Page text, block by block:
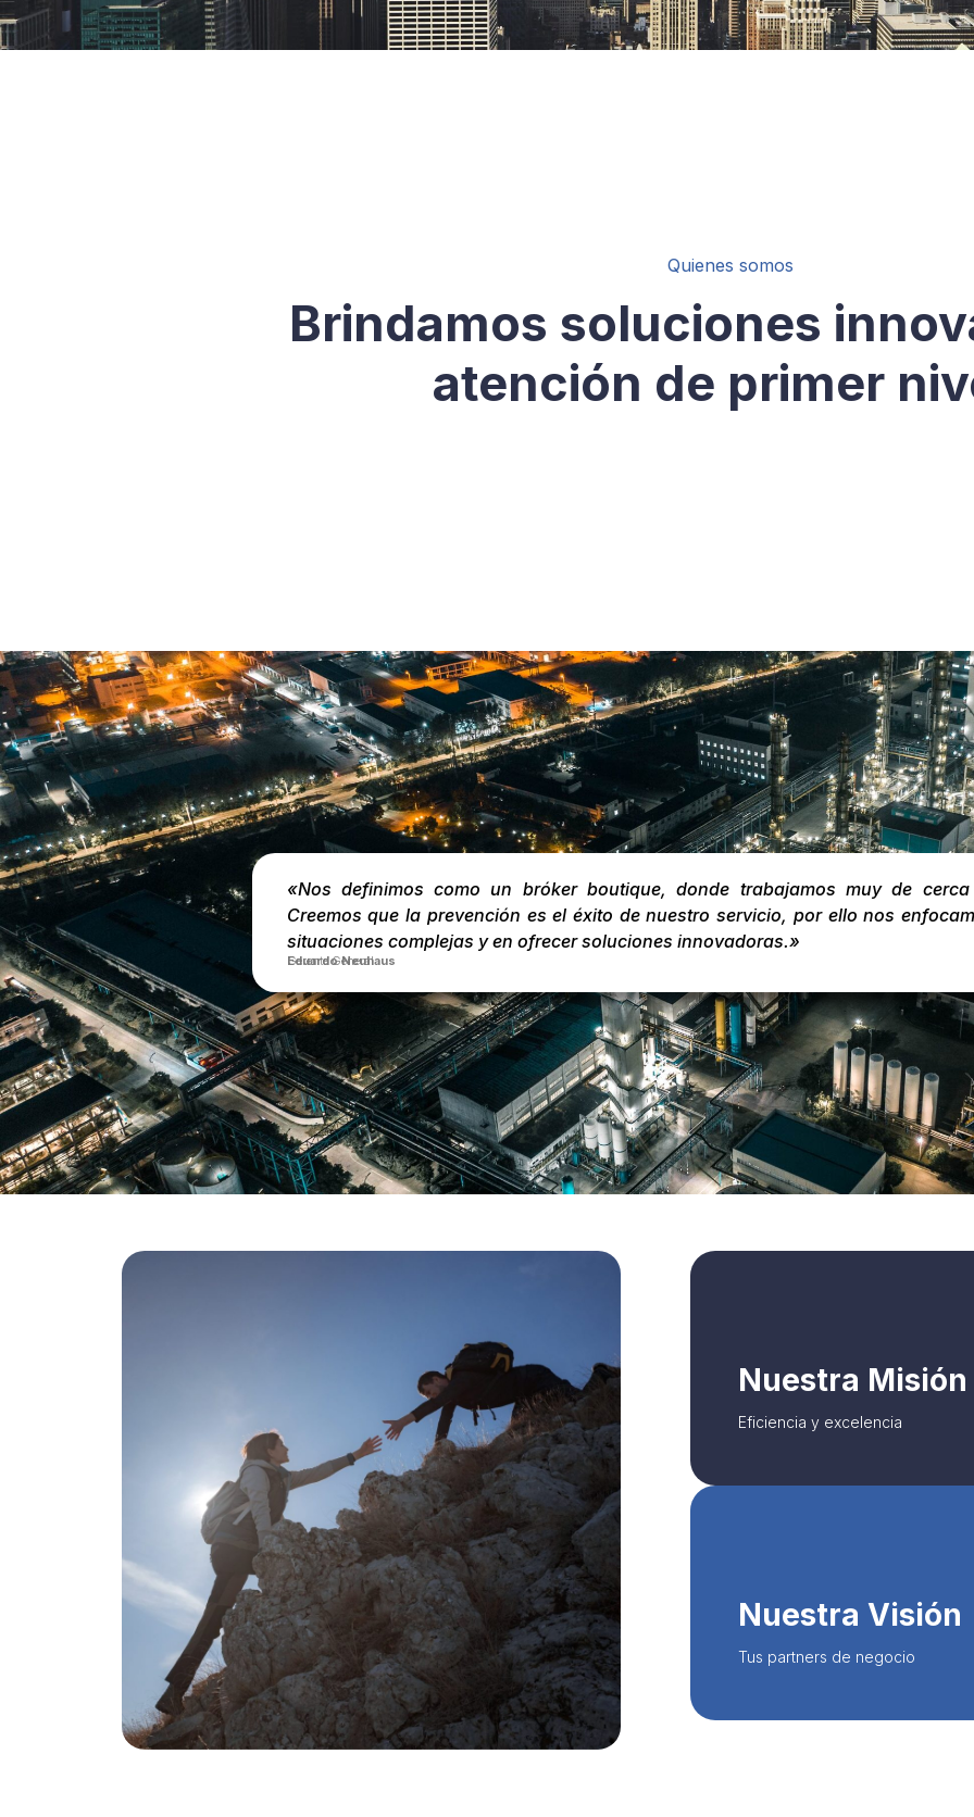
Quienes somos
Brindamos soluciones
atención de primer
«Nos definimos como un bróker boutique, donde trabajamos muy de
Creemos que la prevención es el éxito de nuestro servicio, por ello nos
situaciones complejas y en ofrecer soluciones innovadoras.»
Eduardo Neuhaus
Gerente General
Nuestra Misión
Eficiencia y excelencia
personas que buscan asesoría de
Nuestra Visión
Tus partners de negocio
servicio e innovación tecnológica,